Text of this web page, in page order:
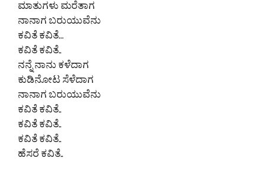
ಮಾತುಗಳು ಮರೆತಾಗ
ನಾನಾಗ ಬರುಯುವೆನು
ಕವಿತೆ ಕವಿತೆ…
ಕವಿತೆ ಕವಿತೆ..
ನನ್ನೆ ನಾನು ಕಳೆದಾಗ
ಕುಡಿನೋಟ ಸೆಳೆದಾಗ
ನಾನಾಗ ಬರುಯುವೆನು
ಕವಿತೆ ಕವಿತೆ..
ಕವಿತೆ ಕವಿತೆ..
ಕವಿತೆ ಕವಿತೆ..
ಹೆಸರೆ ಕವಿತೆ..